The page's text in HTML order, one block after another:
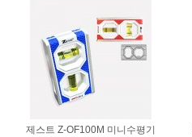
제스트 Z-OF100M 미니수평기